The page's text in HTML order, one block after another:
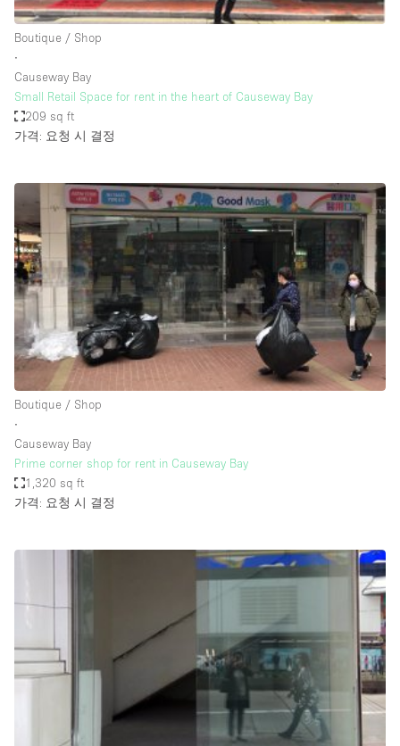
Concierge
Counters
Daylight
Electricity
Elevator
Furniture
Garden
Garment Rack
Ground Floor
Handicap Accessible
Haussmann Style
Heating
Industrial
Internet
Kitchen
Large Door Entrance
Office Equipment
Boutique / Shop
∙
Causeway Bay
Small Retail Space for rent in the heart of Causeway Bay
209 sq ft
가격: 요청 시 결정
Boutique / Shop
∙
Causeway Bay
Prime corner shop for rent in Causeway Bay
1,320 sq ft
가격: 요청 시 결정